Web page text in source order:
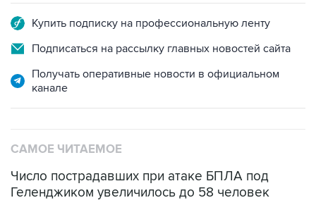
Купить подписку на профессиональную ленту
Подписаться на рассылку главных новостей сайта
Получать оперативные новости в официальном
канале
САМОЕ ЧИТАЕМОЕ
Число пострадавших при атаке БПЛА под
Геленджиком увеличилось до 58 человек